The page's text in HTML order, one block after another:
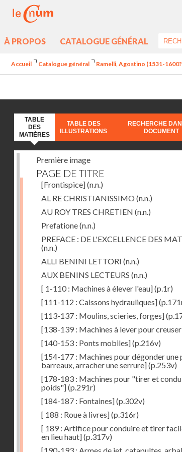
À PROPOS CATALOGUE GÉNÉRAL
Accueil Catalogue général Ramelli, Agostino (1531-
TABLE
DES
MATIÈRES
TABLE DES
ILLUSTRATIONS
RECHERCHE
DOCUMENT
Première image
PAGE DE TITRE
[Frontispice](n.n.)
AL RE CHRISTIANISSIMO (n.n.)
AU ROY TRES CHRETIEN (n.n.)
Prefatione(n.n.)
PREFACE : DE L'EXCELLENCE DES
(n.n.)
ALLI BENINI LETTORI (n.n.)
AUX BENINS LECTEURS (n.n.)
[ 1-110 : Machines à élever l'eau](p.1r)
[111-112 : Caissons hydrauliques]
[113-137 : Moulins, scieries, forges]
[138-139 : Machines à lever pour
[140-153 : Ponts mobiles](p.216v)
[154-177 : Machines pour dégonder une
barreaux, arracher une serrure](p.253v)
[178-183 : Machines pour "tirer et
poids"](p.291r)
[184-187 : Fontaines](p.302v)
[ 188 : Roue à livres](p.316r)
[ 189 : Artifice pour conduire et tirer
en lieu haut](p.317v)